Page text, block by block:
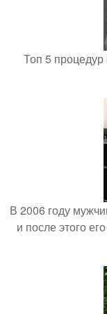
Топ 5
В 2006 году
и после этого